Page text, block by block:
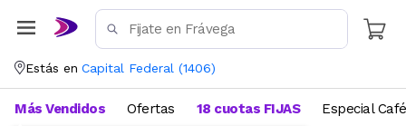
Estás en Capital Federal (1406)
Más Vendidos Ofertas 18 cuotas FIJAS Especial Café